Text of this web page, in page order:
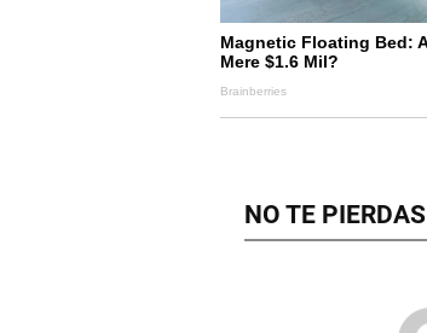
NO TE PIERDAS